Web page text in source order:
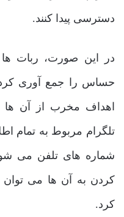
دسترسی پیدا کنند.
در این صورت، ربات ها
حساس را جمع آوری
اهداف مخرب از آن ها
تلگرام مربوط به
شماره های تلفن می
کردن به آن ها می
کرد.